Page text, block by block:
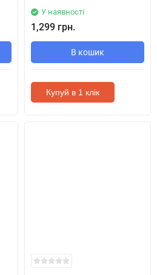
У наявності
1,299 грн.
В кошик
Купуй в 1 клік